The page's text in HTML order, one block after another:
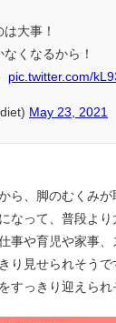
大事！
くなるから！
pic.twitter.com/
May 23, 2021
ら、脚のむくみが
なって、普段より
事や育児や家事
り見せられそう
すっきり迎えられ